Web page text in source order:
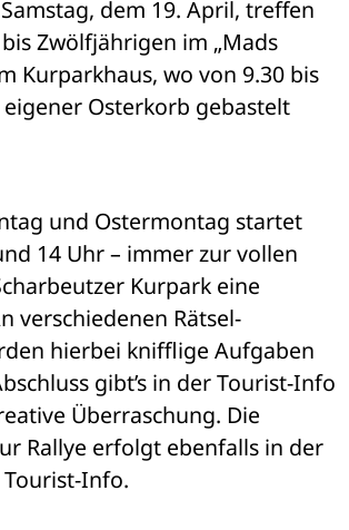
dem 19. April, treffen
Zwölfjährigen im „Mads
Kurparkhaus, wo von 9.30 bis
eigener Osterkorb gebastelt
und Ostermontag startet
14 Uhr – immer zur vollen
Kurpark eine
verschiedenen Rätsel-
hierbei knifflige Aufgaben
gibt’s in der Tourist-Info
Überraschung. Die
Rallye erfolgt ebenfalls in der
Info.